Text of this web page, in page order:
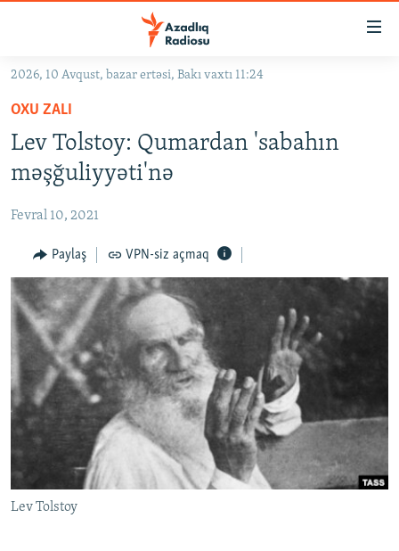
Əsas
qayıt
Əsas
naviqasiyaya
qayıt
Axtarışa
KORRUPSIOMETR
#ƏSLINDƏ
FƏRQƏ BAX
QANUNI DOĞRU
ARAŞDIRMA
MULTIMEDIA
VIDEO
FOTOQALEREYA
İNFOQRAFIKA
KARIKATURA
RADIO ARXIV
OXU ZALI
AZƏRBAYCAN ƏDƏBIYYATI KITABXANASI
İSLAM VƏ DEMOKRATIYA
İZ - MƏDƏNIYYƏT PROQRAMI
HAQQIMIZDA
MISSIYAMIZ
PEŞƏ ETIKASI VƏ JURNALISTIKA STANDARTLARIMIZ
MATERIALLARIMIZDAN ISTIFADƏ
AZADLIQRADIOSU MOBIL TELEFONUNUZDA
BIZI IZLƏ
RFE/RL-in bütün saytları
2026, 10 Avqust, bazar ertəsi, Bakı vaxtı 11:24
OXU ZALI
Lev Tolstoy: Qumardan 'sabahın
məşğuliyyəti'nə
Fevral 10, 2021
Paylaş VPN-siz açmaq
Lev Tolstoy